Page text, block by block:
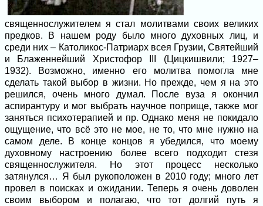
священнослужителем я стал молитвами своих великих
предков. В нашем роду было много духовных лиц, и
среди них – Католикос-Патриарх всея Грузии, Святейший
и Блаженнейший Христофор III (Цицкишвили; 1927–
1932). Возможно, именно его молитва помогла мне
сделать такой выбор в жизни. Но прежде, чем я на это
решился, очень много думал. После вуза я окончил
аспирантуру и мог выбрать научное поприще, также мог
заняться психотерапией и пр. Однако меня не покидало
ощущение, что всё это не мое, не то, что мне нужно на
самом деле. В конце концов я убедился, что моему
духовному настроению более всего подходит стезя
священнослужителя. Но этот процесс несколько
затянулся… Я был рукоположен в 2010 году; много лет
провел в поисках и ожидании. Теперь я очень доволен
своим выбором и полагаю, что тот долгий путь я